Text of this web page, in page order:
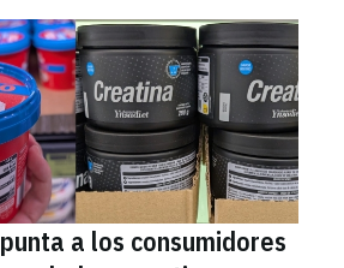
a los consumidores